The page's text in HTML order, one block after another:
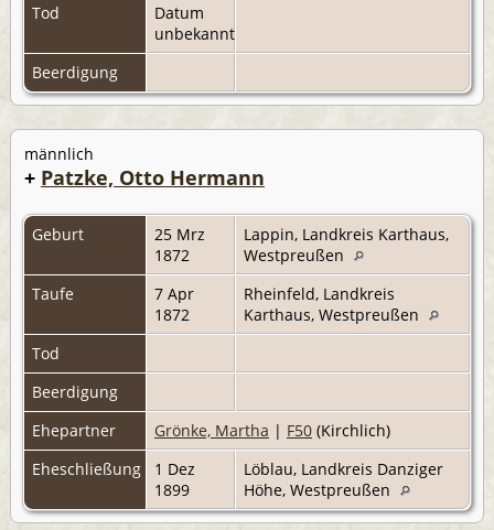
Tod
Datum
unbekannt
Beerdigung
männlich
+ Patzke, Otto Hermann
Geburt
25 Mrz
1872
Lappin, Landkreis Karthaus,
Westpreußen
Taufe
7 Apr
1872
Rheinfeld, Landkreis
Karthaus, Westpreußen
Tod
Beerdigung
Ehepartner
Grönke, Martha | F50 (Kirchlich)
Eheschließung
1 Dez
1899
Löblau, Landkreis Danziger
Höhe, Westpreußen